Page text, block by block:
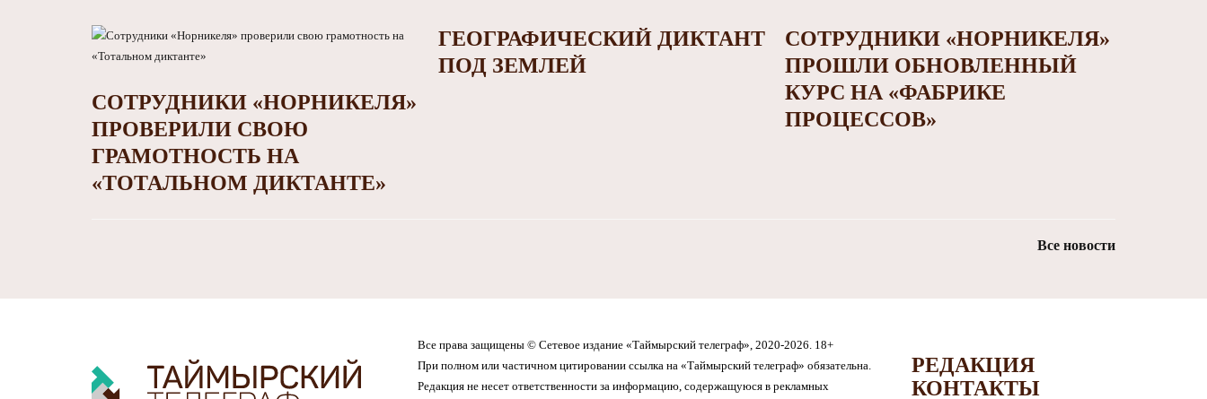
СОТРУДНИКИ «НОРНИКЕЛЯ»
ПРОВЕРИЛИ СВОЮ
ГРАМОТНОСТЬ НА
«ТОТАЛЬНОМ ДИКТАНТЕ»
ГЕОГРАФИЧЕСКИЙ ДИКТАНТ
ПОД ЗЕМЛЕЙ
СОТРУДНИКИ «НОРНИКЕЛЯ»
ПРОШЛИ ОБНОВЛЕННЫЙ
КУРС НА «ФАБРИКЕ
ПРОЦЕССОВ»
Все новости
Все права защищены © Сетевое издание «Таймырский телеграф», 2020-2026. 18+
При полном или частичном цитировании ссылка на «Таймырский телеграф» обязательна.
Редакция не несет ответственности за информацию, содержащуюся в рекламных
РЕДАКЦИЯ
КОНТАКТЫ